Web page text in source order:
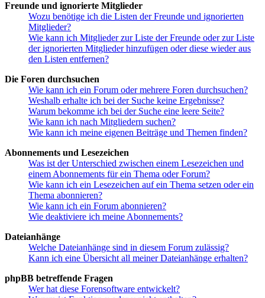
Freunde und ignorierte Mitglieder
Wozu benötige ich die Listen der Freunde und ignorierten
Mitglieder?
Wie kann ich Mitglieder zur Liste der Freunde oder zur Liste
der ignorierten Mitglieder hinzufügen oder diese wieder aus
den Listen entfernen?
Die Foren durchsuchen
Wie kann ich ein Forum oder mehrere Foren durchsuchen?
Weshalb erhalte ich bei der Suche keine Ergebnisse?
Warum bekomme ich bei der Suche eine leere Seite?
Wie kann ich nach Mitgliedern suchen?
Wie kann ich meine eigenen Beiträge und Themen finden?
Abonnements und Lesezeichen
Was ist der Unterschied zwischen einem Lesezeichen und
einem Abonnements für ein Thema oder Forum?
Wie kann ich ein Lesezeichen auf ein Thema setzen oder ein
Thema abonnieren?
Wie kann ich ein Forum abonnieren?
Wie deaktiviere ich meine Abonnements?
Dateianhänge
Welche Dateianhänge sind in diesem Forum zulässig?
Kann ich eine Übersicht all meiner Dateianhänge erhalten?
phpBB betreffende Fragen
Wer hat diese Forensoftware entwickelt?